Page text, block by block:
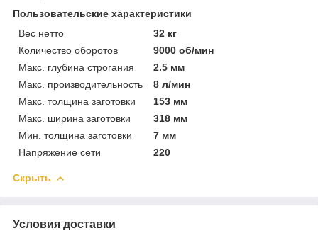
Пользовательские характеристики
Вес нетто
32 кг
Количество оборотов
9000 об/мин
Макс. глубина строгания
2.5 мм
Макс. производительность
8 л/мин
Макс. толщина заготовки
153 мм
Макс. ширина заготовки
318 мм
Мин. толщина заготовки
7 мм
Напряжение сети
220
Скрыть
Условия доставки